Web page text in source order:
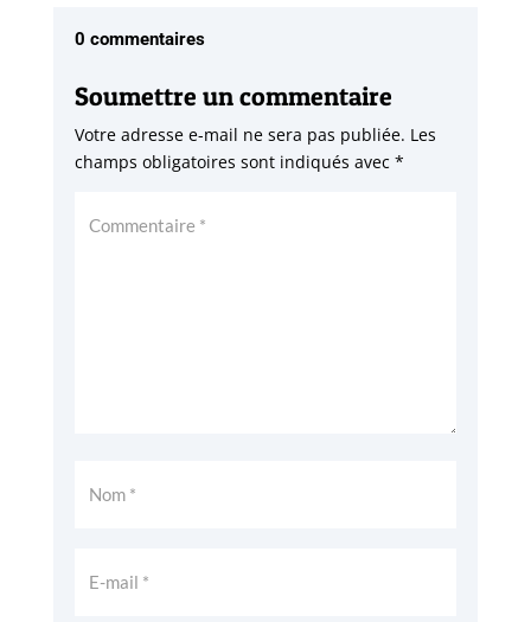
0 commentaires
Soumettre un commentaire
Votre adresse e-mail ne sera pas publiée. Les
champs obligatoires sont indiqués avec *